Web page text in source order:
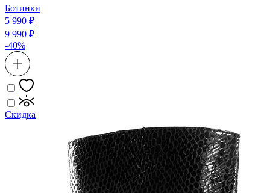
Ботинки
5 990 ₽
9 990 ₽
-40%
Скидка